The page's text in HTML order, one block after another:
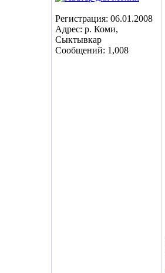
Регистрация: 06.01.2008
Адрес: р. Коми,
Сыктывкар
Сообщений: 1,008